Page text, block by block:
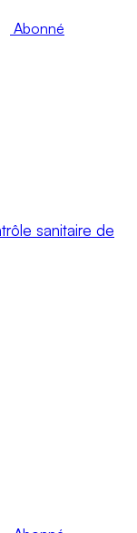
Abonné
sanitaire de